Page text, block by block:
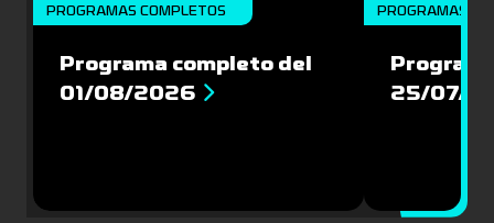
PROGRAMAS COMPLETOS
Programa completo del
01/08/2026
PROGRAMAS
25/07/